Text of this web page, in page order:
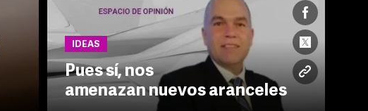
IDEAS
Pues sí, nos
amenazan nuevos aranceles